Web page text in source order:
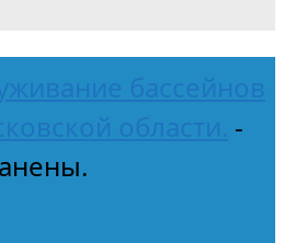
бассейнов
области. -